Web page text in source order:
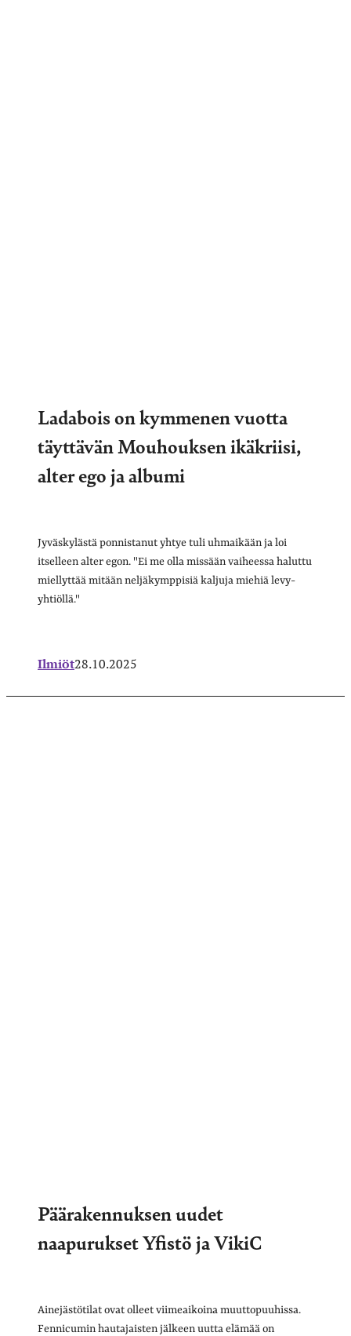
Ladabois on kymmenen vuotta
täyttävän Mouhouksen ikäkriisi,
alter ego ja albumi
Jyväskylästä ponnistanut yhtye tuli uhmaikään ja loi
itselleen alter egon. "Ei me olla missään vaiheessa haluttu
miellyttää mitään neljäkymppisiä kaljuja miehiä levy-
yhtiöllä."
Ilmiöt28.10.2025
Päärakennuksen uudet
naapurukset Yfistö ja VikiC
Ainejästötilat ovat olleet viimeaikoina muuttopuuhissa.
Fennicumin hautajaisten jälkeen uutta elämää on